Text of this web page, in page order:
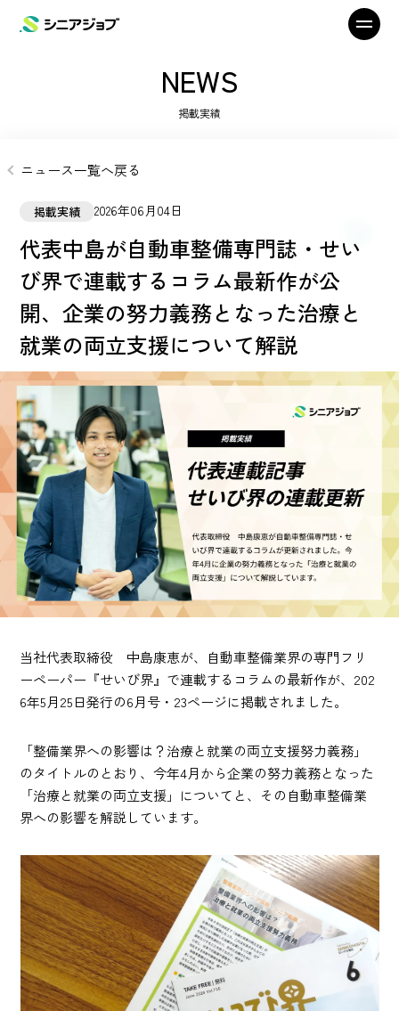
NEWS
掲載実績
ニュース一覧へ戻る
掲載実績 2026年06月04日
代表中島が自動車整備専門誌・せい
び界で連載するコラム最新作が公
開、企業の努力義務となった治療と
就業の両立支援について解説
当社代表取締役 中島康恵が、自動車整備業界の専門フリ
ーペーパー『せいび界』で連載するコラムの最新作が、202
6年5月25日発行の6月号・23ページに掲載されました。
「整備業界への影響は？治療と就業の両立支援努力義務」
のタイトルのとおり、今年4月から企業の努力義務となった
「治療と就業の両立支援」についてと、その自動車整備業
界への影響を解説しています。